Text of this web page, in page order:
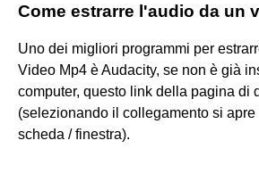
Come estrarre l'audio da un
Uno dei migliori programmi per
Video Mp4 è Audacity, se non è già
computer, questo link della pagina di
(selezionando il collegamento si apre
scheda / finestra).